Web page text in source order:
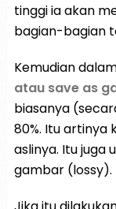
tinggi ia akan
bagian-bagian
Kemudian
atau save as
biasanya
80%. Itu artinya
aslinya. Itu juga
gambar (lossy).